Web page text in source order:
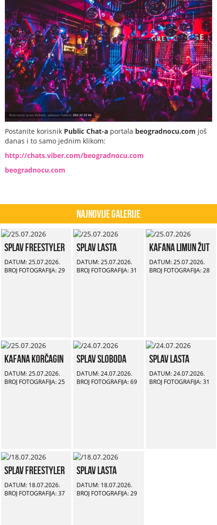
Postanite korisnik Public Chat-a portala beogradnocu.com još
danas i to samo jednim klikom:
http://chats.viber.com/beogradnocu.com
beogradnocu.com
Najnovije Galerije
Splav Freestyler
DATUM: 25.07.2026.
BROJ FOTOGRAFIJA: 29
Splav Lasta
DATUM: 25.07.2026.
BROJ FOTOGRAFIJA: 31
Kafana Limun Žut
DATUM: 25.07.2026.
BROJ FOTOGRAFIJA: 28
Kafana Korčagin
DATUM: 25.07.2026.
BROJ FOTOGRAFIJA: 25
Splav Sloboda
DATUM: 24.07.2026.
BROJ FOTOGRAFIJA: 69
Splav Lasta
DATUM: 24.07.2026.
BROJ FOTOGRAFIJA: 31
Splav Freestyler
DATUM: 18.07.2026.
BROJ FOTOGRAFIJA: 37
Splav Lasta
DATUM: 18.07.2026.
BROJ FOTOGRAFIJA: 29